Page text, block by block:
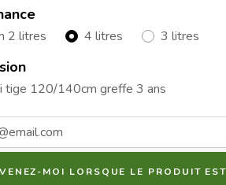
2 litres 4 litres 3 litres
tige 120/140cm greffe 3 ans
MOI LORSQUE LE PRODUIT